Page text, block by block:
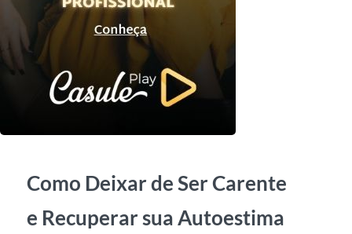
Como Deixar de Ser Carente
e Recuperar sua Autoestima